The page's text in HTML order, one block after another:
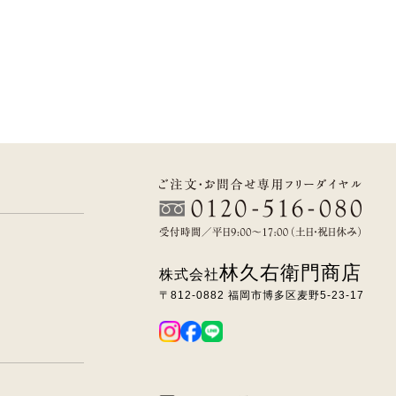
株式会社林久右衛門商店
〒812-0882 福岡市博多区麦野5-23-17